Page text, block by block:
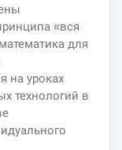
«вся
для
на уроках
технологий в